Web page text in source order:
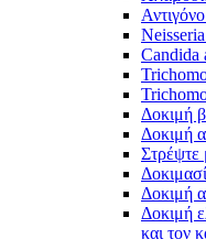
Candida
Δοκιμή
Δοκιμή
Στρέψτε
Δοκιμή
Δοκιμή
και τον